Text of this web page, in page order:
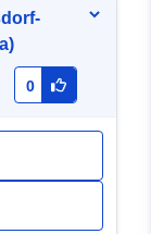
0